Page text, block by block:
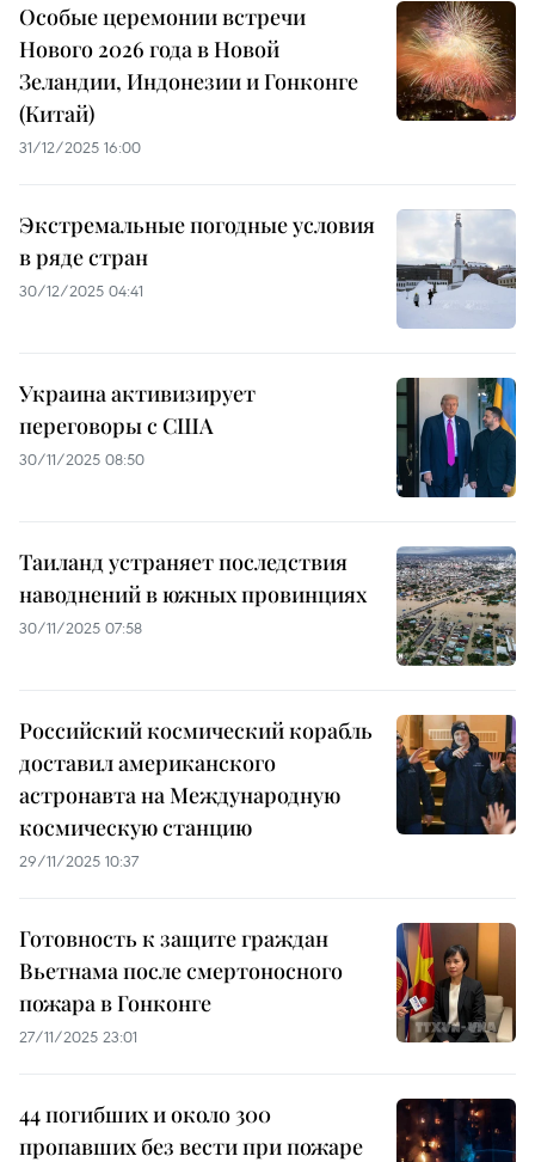
Особые церемонии встречи
Нового 2026 года в Новой
Зеландии, Индонезии и Гонконге
(Китай)
31/12/2025 16:00
Экстремальные погодные условия
в ряде стран
30/12/2025 04:41
Украина активизирует
переговоры с США
30/11/2025 08:50
Таиланд устраняет последствия
наводнений в южных провинциях
30/11/2025 07:58
Российский космический корабль
доставил американского
астронавта на Международную
космическую станцию
29/11/2025 10:37
Готовность к защите граждан
Вьетнама после смертоносного
пожара в Гонконге
27/11/2025 23:01
44 погибших и около 300
пропавших без вести при пожаре